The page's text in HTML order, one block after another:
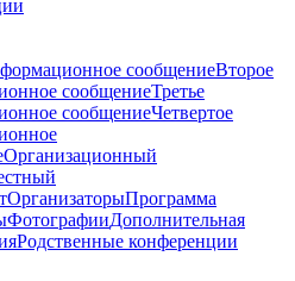
сообщениеВторое
сообщениеТретье
сообщениеЧетвертое
Организационный
ОрганизаторыПрограмма
ФотографииДополнительная
Родственные конференции